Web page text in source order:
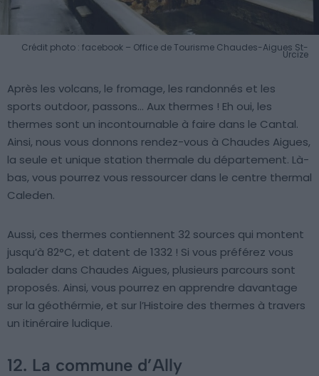
Crédit photo : facebook – Office de Tourisme Chaudes-Aigues St-
Urcize
Après les volcans, le fromage, les randonnés et les
sports outdoor, passons… Aux thermes ! Eh oui, les
thermes sont un incontournable à faire dans le Cantal.
Ainsi, nous vous donnons rendez-vous à Chaudes Aigues,
la seule et unique station thermale du département. Là-
bas, vous pourrez vous ressourcer dans le centre thermal
Caleden.
Aussi, ces thermes contiennent 32 sources qui montent
jusqu’à 82°C, et datent de 1332 ! Si vous préférez vous
balader dans Chaudes Aigues, plusieurs parcours sont
proposés. Ainsi, vous pourrez en apprendre davantage
sur la géothérmie, et sur l’Histoire des thermes à travers
un itinéraire ludique.
12. La commune d’Ally